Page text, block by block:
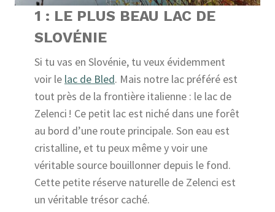
1 : LE PLUS BEAU LAC DE
SLOVÉNIE
Si tu vas en Slovénie, tu veux évidemment
voir le lac de Bled. Mais notre lac préféré est
tout près de la frontière italienne : le lac de
Zelenci ! Ce petit lac est niché dans une forêt
au bord d’une route principale. Son eau est
cristalline, et tu peux même y voir une
véritable source bouillonner depuis le fond.
Cette petite réserve naturelle de Zelenci est
un véritable trésor caché.